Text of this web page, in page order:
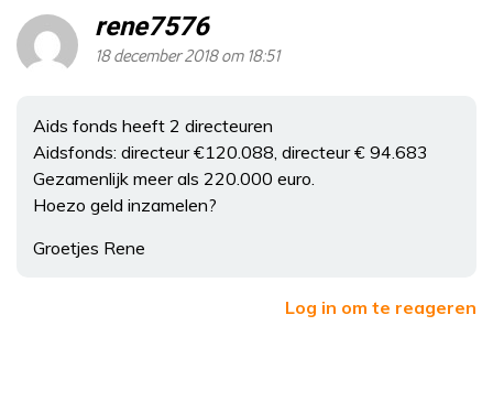
rene7576
18 december 2018 om 18:51
Aids fonds heeft 2 directeuren
Aidsfonds: directeur €120.088, directeur € 94.683
Gezamenlijk meer als 220.000 euro.
Hoezo geld inzamelen?
Groetjes Rene
Log in om te reageren